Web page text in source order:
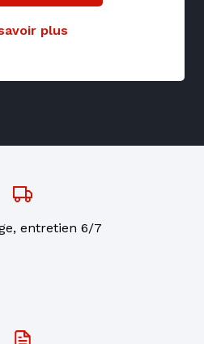
plus
entretien 6/7